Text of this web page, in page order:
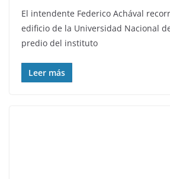
El intendente Federico Achával
edificio de la Universidad Nacional
predio del instituto
Leer más